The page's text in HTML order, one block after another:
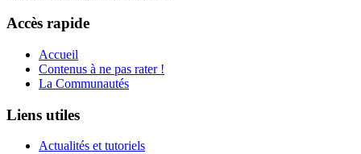
Accès rapide
Accueil
Contenus à ne pas rater !
La Communautés
Liens utiles
Actualités et tutoriels